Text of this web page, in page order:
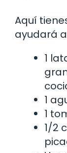
Aquí
ayudará
1
1
1
1/2